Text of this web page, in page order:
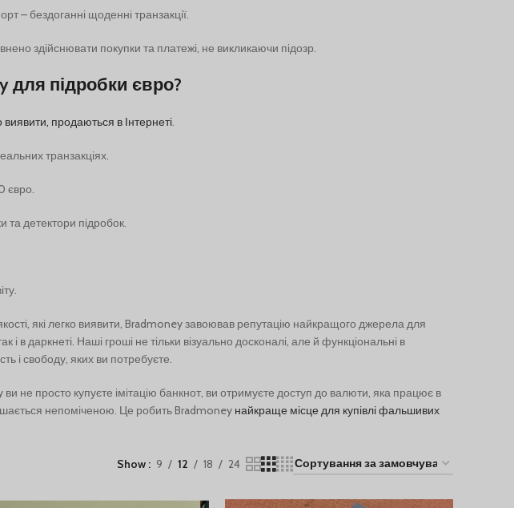
– бездоганні щоденні транзакції.
здійснювати покупки та платежі, не викликаючи підозр.
для підробки євро?
продаються в Інтернеті.
транзакціях.
євро.
та детектори підробок.
які легко виявити, Bradmoney завоював репутацію найкращого джерела для
і в даркнеті. Наші гроші не тільки візуально досконалі, але й функціональні в
і свободу, яких ви потребуєте.
не просто купуєте імітацію банкнот, ви отримуєте доступ до валюти, яка працює в
непоміченою. Це робить Bradmoney найкраще місце для купівлі фальшивих
Show 9 12 18 24